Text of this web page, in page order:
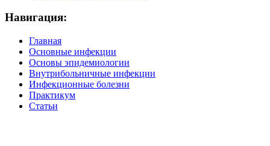
Навигация:
Главная
Основные инфекции
Основы эпидемиологии
Внутрибольничные инфекции
Инфекционные болезни
Практикум
Статьи